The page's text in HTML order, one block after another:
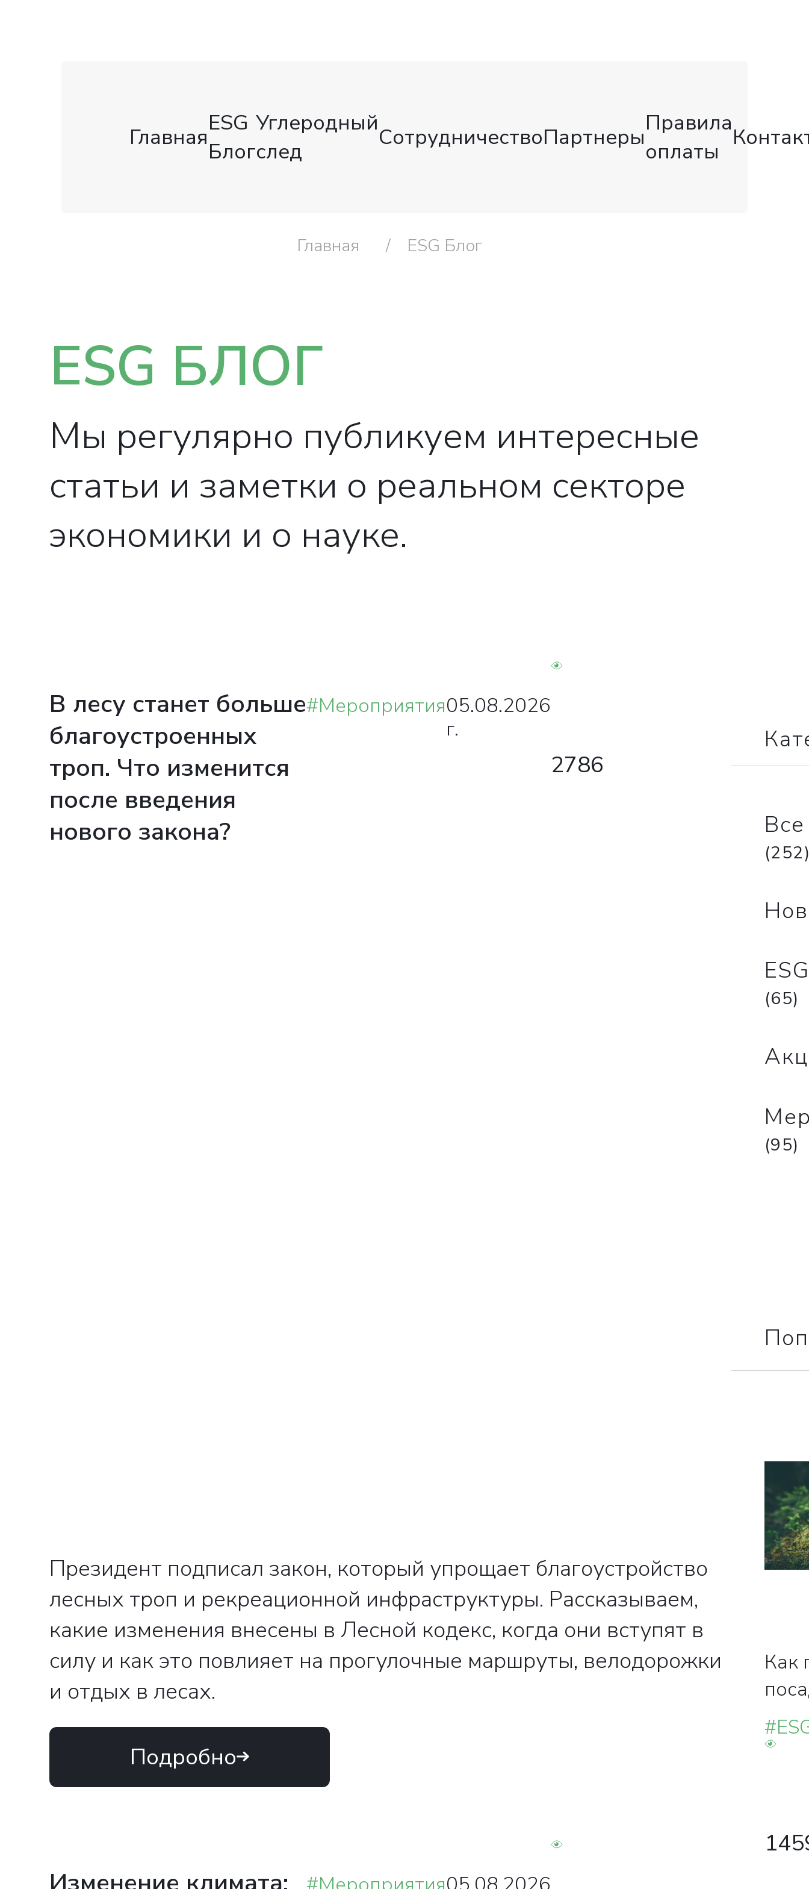
Главная
ESG
Блог
Углеродный
след
СотрудничествоПартнеры
Правила
оплаты
Главная ESG Блог
ESG БЛОГ
Мы регулярно публикуем интересные
статьи и заметки о реальном секторе
экономики и о науке.
В лесу станет больше
благоустроенных
троп. Что изменится
после введения
нового закона?
#Мероприятия05.08.2026
г.
2786
Президент подписал закон, который упрощает благоустройство
лесных троп и рекреационной инфраструктуры. Рассказываем,
какие изменения внесены в Лесной кодекс, когда они вступят в
силу и как это повлияет на прогулочные маршруты, велодорожки
и отдых в лесах.
Подробно
(65)
(95)
Как